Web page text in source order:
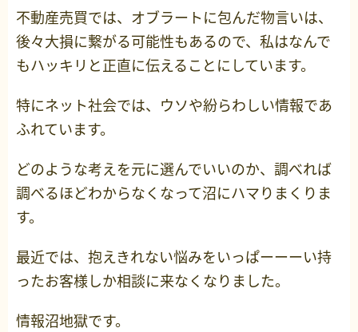
不動産売買では、オブラートに包んだ物言いは、
後々大損に繋がる可能性もあるので、私はなんで
もハッキリと正直に伝えることにしています。
特にネット社会では、ウソや紛らわしい情報であ
ふれています。
どのような考えを元に選んでいいのか、調べれば
調べるほどわからなくなって沼にハマりまくりま
す。
最近では、抱えきれない悩みをいっぱーーーい持
ったお客様しか相談に来なくなりました。
情報沼地獄です。